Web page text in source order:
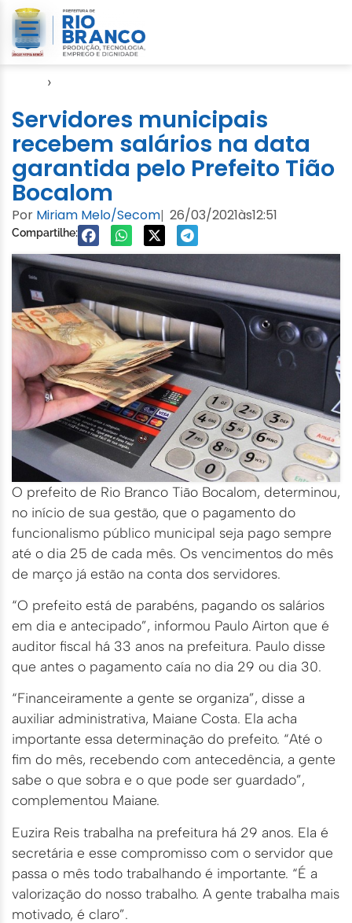
›
Servidores municipais
recebem salários na data
garantida pelo Prefeito Tião
Bocalom
Por Miriam Melo/Secom| 26/03/2021às12:51
Compartilhe:
O prefeito de Rio Branco Tião Bocalom, determinou,
no início de sua gestão, que o pagamento do
funcionalismo público municipal seja pago sempre
até o dia 25 de cada mês. Os vencimentos do mês
de março já estão na conta dos servidores.
“O prefeito está de parabéns, pagando os salários
em dia e antecipado”, informou Paulo Airton que é
auditor fiscal há 33 anos na prefeitura. Paulo disse
que antes o pagamento caía no dia 29 ou dia 30.
“Financeiramente a gente se organiza”, disse a
auxiliar administrativa, Maiane Costa. Ela acha
importante essa determinação do prefeito. “Até o
fim do mês, recebendo com antecedência, a gente
sabe o que sobra e o que pode ser guardado”,
complementou Maiane.
Euzira Reis trabalha na prefeitura há 29 anos. Ela é
secretária e esse compromisso com o servidor que
passa o mês todo trabalhando é importante. “É a
valorização do nosso trabalho. A gente trabalha mais
motivado, é claro”.